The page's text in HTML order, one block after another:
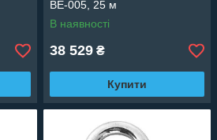
BE-005, 25 м
В наявності
38 529 ₴
Купити